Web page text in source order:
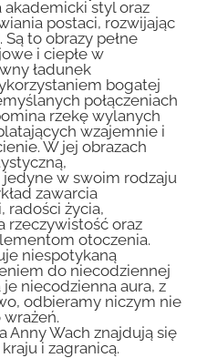
styl oraz
postaci, rozwijając
to obrazy pełne
i ciepłe w
ładunek
bogatej
połączeniach
rzekę wylanych
wzajemnie i
W jej obrazach
jedyne w swoim rodzaju
zawarcia
radości życia,
rzeczywistość oraz
otoczenia.
niespotykaną
do niecodziennej
niecodzienna aura, z
odbieramy niczym nie
wrażeń.
Anny Wach znajdują się
i zagranicą.